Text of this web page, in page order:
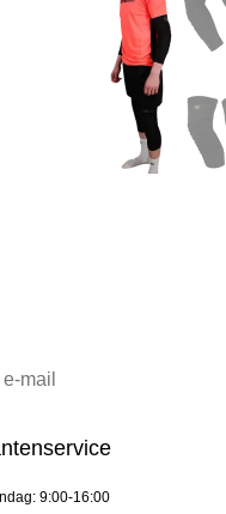
9:00-16:00